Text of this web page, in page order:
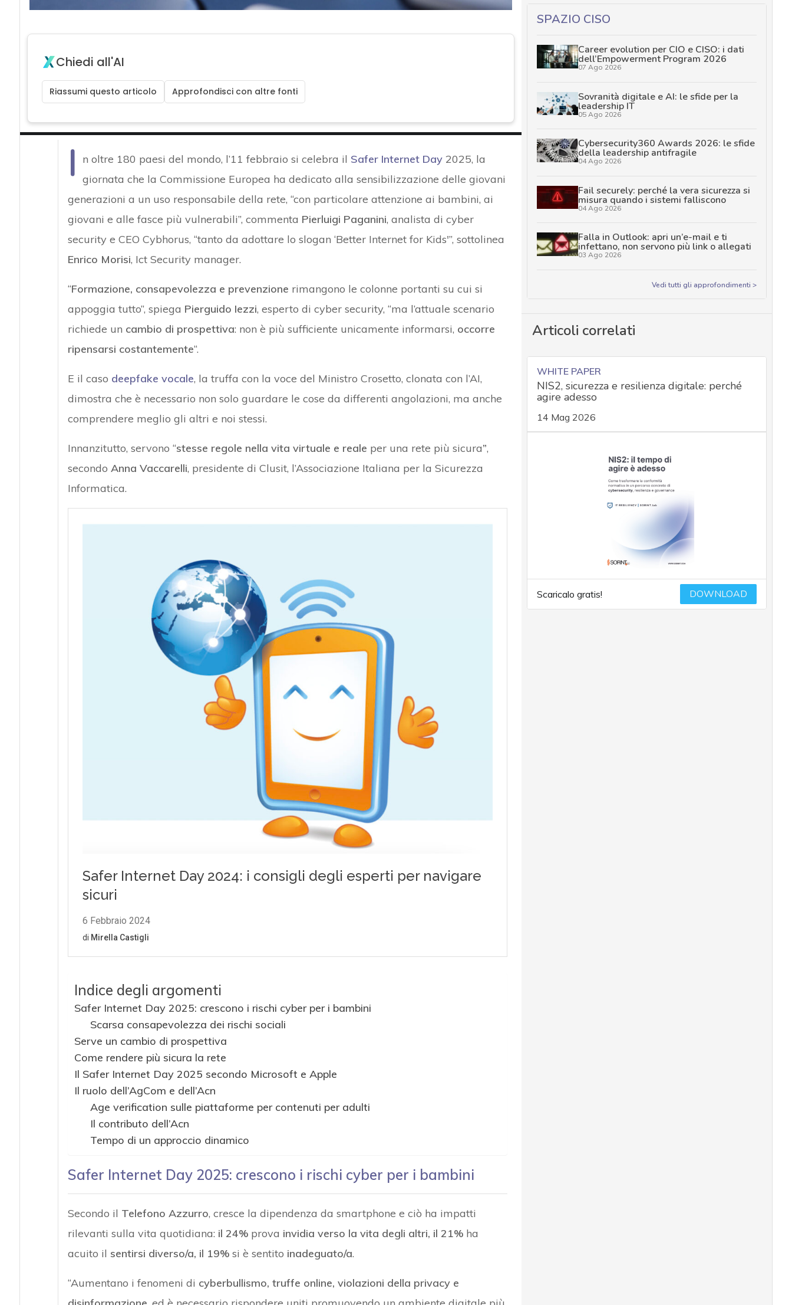
Chiedi all'AI
Riassumi questo articolo Approfondisci con altre fonti
I n oltre 180 paesi del mondo, l’11 febbraio si celebra il Safer Internet Day2025, la
giornata che la Commissione Europea ha dedicato alla sensibilizzazione delle giovani
generazioni a un uso responsabile della rete, “con particolare attenzione ai bambini, ai
giovani e alle fasce più vulnerabili”, commenta Pierluigi Paganini, analista di cyber
security e CEO Cybhorus, “tanto da adottare lo slogan ‘Better Internet for Kids'”, sottolinea
Enrico Morisi, Ict Security manager.
“Formazione, consapevolezza e prevenzione rimangono le colonne portanti su cui si
appoggia tutto”, spiega Pierguido Iezzi, esperto di cyber security, “ma l’attuale scenario
richiede un cambio di prospettiva: non è più sufficiente unicamente informarsi, occorre
ripensarsi costantemente“.
E il caso deepfake vocale, la truffa con la voce del Ministro Crosetto, clonata con l’AI,
dimostra che è necessario non solo guardare le cose da differenti angolazioni, ma anche
comprendere meglio gli altri e noi stessi.
Innanzitutto, servono “stesse regole nella vita virtuale e reale per una rete più sicura”,
secondo Anna Vaccarelli, presidente di Clusit, l’Associazione Italiana per la Sicurezza
Informatica.
Indice degli argomenti
Safer Internet Day 2025: crescono i rischi cyber per i bambini
Scarsa consapevolezza dei rischi sociali
Serve un cambio di prospettiva
Come rendere più sicura la rete
Il Safer Internet Day 2025 secondo Microsoft e Apple
Il ruolo dell’AgCom e dell’Acn
Age verification sulle piattaforme per contenuti per adulti
Il contributo dell’Acn
Tempo di un approccio dinamico
Safer Internet Day 2025: crescono i rischi cyber per i bambini
Secondo il Telefono Azzurro, cresce la dipen­denza da smartphone e ciò ha impatti
rilevanti sulla vita quotidiana: il 24% prova invidia verso la vita degli altri, il 21% ha
acuito il sentirsi diverso/a, il 19% si è sentito inade­guato/a.
“Aumentano i fenomeni di cyberbullismo, truffe online, violazioni della privacy e
SPAZIO CISO
Career evolution per CIO e CISO: i dati
dell’Empowerment Program 2026
07 Ago 2026
Sovranità digitale e AI: le sfide per la
leadership IT
05 Ago 2026
Cybersecurity360 Awards 2026: le sfide
della leadership antifragile
04 Ago 2026
Fail securely: perché la vera sicurezza si
misura quando i sistemi falliscono
04 Ago 2026
Falla in Outlook: apri un’e-mail e ti
infettano, non servono più link o allegati
03 Ago 2026
Vedi tutti gli approfondimenti >
Articoli correlati
WHITE PAPER
NIS2, sicurezza e resilienza digitale: perché
agire adesso
14 Mag 2026
Scaricalo gratis! DOWNLOAD